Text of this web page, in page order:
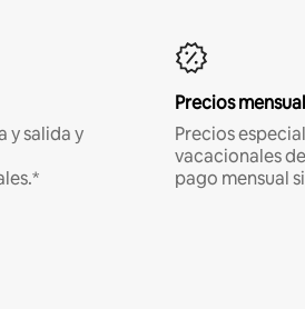
y salida y
Precios
Precios
vacacionales
pago mensual